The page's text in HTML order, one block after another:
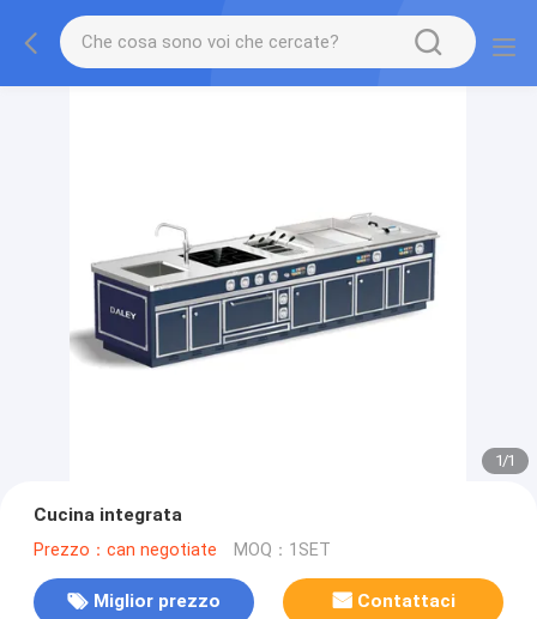
1/1
Cucina integrata
Prezzo：can negotiate MOQ：1SET
Miglior prezzo Contattaci